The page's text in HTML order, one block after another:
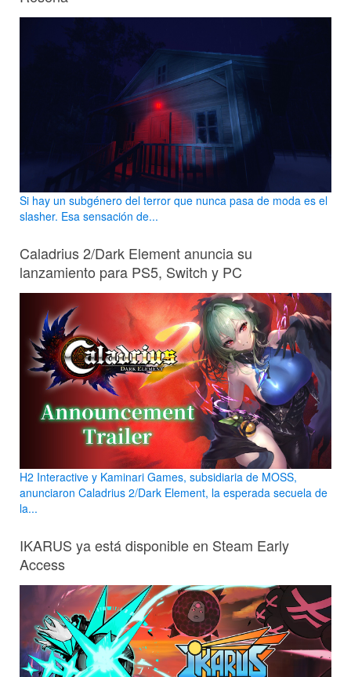
Si hay un subgénero del terror que nunca pasa de moda es el
slasher. Esa sensación de...
Caladrius 2/Dark Element anuncia su
lanzamiento para PS5, Switch y PC
H2 Interactive y Kaminari Games, subsidiaria de MOSS,
anunciaron Caladrius 2/Dark Element, la esperada secuela de
la...
IKARUS ya está disponible en Steam Early
Access